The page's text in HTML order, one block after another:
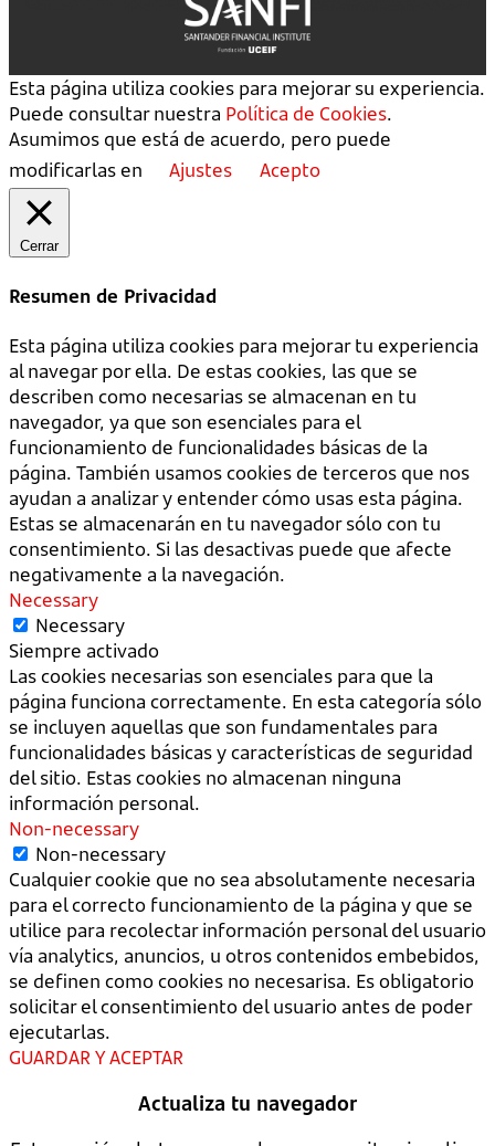
Esta página utiliza cookies para mejorar su experiencia.
Puede consultar nuestra Política de Cookies.
Asumimos que está de acuerdo, pero puede
modificarlas en
Ajustes Acepto
Cerrar
Resumen de Privacidad
Esta página utiliza cookies para mejorar tu experiencia
al navegar por ella. De estas cookies, las que se
describen como necesarias se almacenan en tu
navegador, ya que son esenciales para el
funcionamiento de funcionalidades básicas de la
página. También usamos cookies de terceros que nos
ayudan a analizar y entender cómo usas esta página.
Estas se almacenarán en tu navegador sólo con tu
consentimiento. Si las desactivas puede que afecte
negativamente a la navegación.
Necessary
Necessary
Siempre activado
Las cookies necesarias son esenciales para que la
página funciona correctamente. En esta categoría sólo
se incluyen aquellas que son fundamentales para
funcionalidades básicas y características de seguridad
del sitio. Estas cookies no almacenan ninguna
información personal.
Non-necessary
Non-necessary
Cualquier cookie que no sea absolutamente necesaria
para el correcto funcionamiento de la página y que se
utilice para recolectar información personal del usuario
vía analytics, anuncios, u otros contenidos embebidos,
se definen como cookies no necesarisa. Es obligatorio
solicitar el consentimiento del usuario antes de poder
ejecutarlas.
GUARDAR Y ACEPTAR
Actualiza tu navegador